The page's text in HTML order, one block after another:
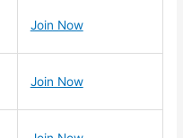
Join Now
Join Now